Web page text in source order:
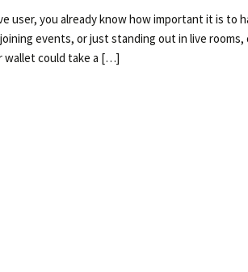
user, you already know how important it is to
events, or just standing out in live rooms,
wallet could take a […]